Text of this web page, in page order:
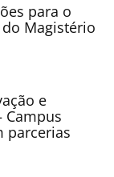
para o
Magistério
e
Campus
parcerias